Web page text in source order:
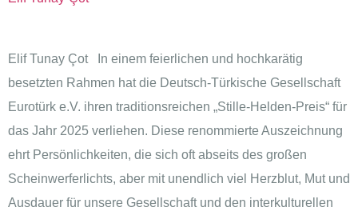
Elif Tunay Çot In einem feierlichen und hochkarätig
besetzten Rahmen hat die Deutsch-Türkische Gesellschaft
Eurotürk e.V. ihren traditionsreichen „Stille-Helden-Preis“ für
das Jahr 2025 verliehen. Diese renommierte Auszeichnung
ehrt Persönlichkeiten, die sich oft abseits des großen
Scheinwerferlichts, aber mit unendlich viel Herzblut, Mut und
Ausdauer für unsere Gesellschaft und den interkulturellen